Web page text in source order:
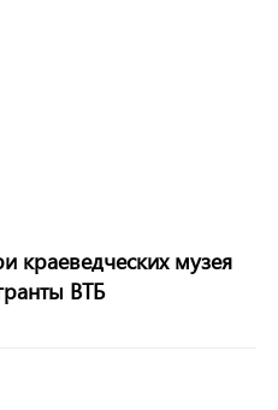
краеведческих музея
ВТБ